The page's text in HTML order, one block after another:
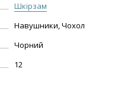
Шкірзам
Навушники, Чохол
Чорний
12